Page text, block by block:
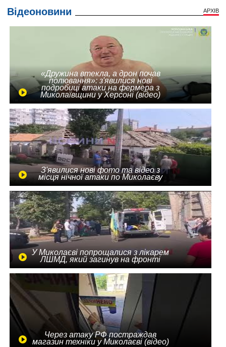
Відеоновини АРХІВ
«Дружина втекла, а дрон почав
полювання»: з'явилися нові
подробиці атаки на фермера з
Миколаївщини у Херсоні (відео)
З'явилися нові фото та відео з
місця нічної атаки по Миколаєву
У Миколаєві попрощалися з лікарем
ЛШМД, який загинув на фронті
Через атаку РФ постраждав
магазин техніки у Миколаєві (відео)